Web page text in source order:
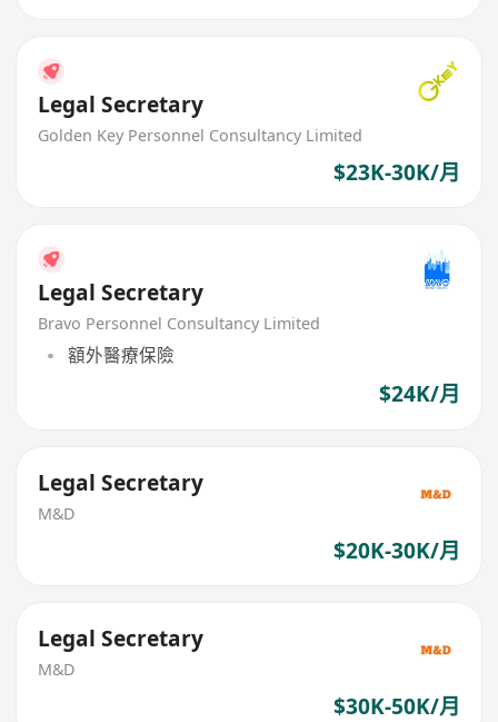
Legal Secretary
Golden Key Personnel Consultancy Limited
$23K-30K/月
Legal Secretary
Bravo Personnel Consultancy Limited
額外醫療保險
$24K/月
Legal Secretary
M&D
$20K-30K/月
Legal Secretary
M&D
$30K-50K/月